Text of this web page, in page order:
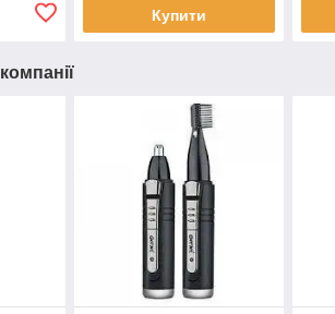
Купити